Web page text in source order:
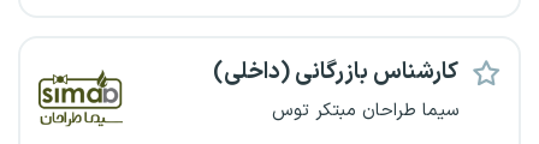
کارشناس بازرگانی (داخلی)
سیما طراحان مبتکر توس